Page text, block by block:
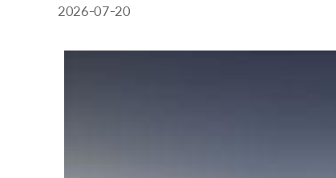
2026-07-20